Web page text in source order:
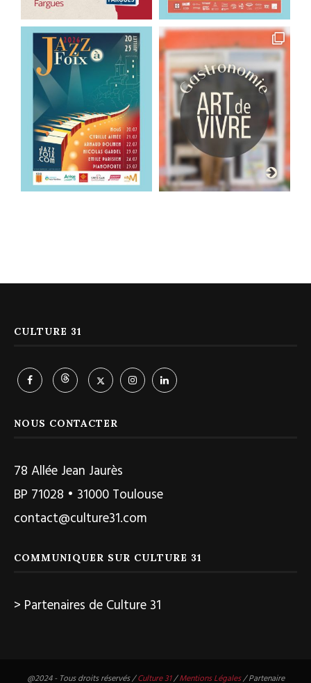
CULTURE 31
NOUS CONTACTER
78 Allée Jean Jaurès
BP 71028 • 31000 Toulouse
contact@culture31.com
COMMUNIQUER SUR CULTURE 31
> Partenaires de Culture 31
@2024 - Tous droits réservés /Culture 31/Mentions Légales/ Partenaire